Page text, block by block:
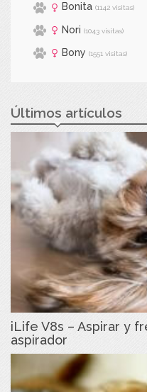
Bonita (1142 visitas)
Nori (1043 visitas)
Bony (1551 visitas)
Últimos artículos
iLife V8s – Aspirar y
aspirador